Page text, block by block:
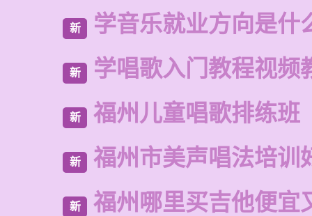
新 学音乐就业方向是什
新 学唱歌入门教程视频
新 福州儿童唱歌排练班
新 福州市美声唱法培训
新 福州哪里买吉他便宜